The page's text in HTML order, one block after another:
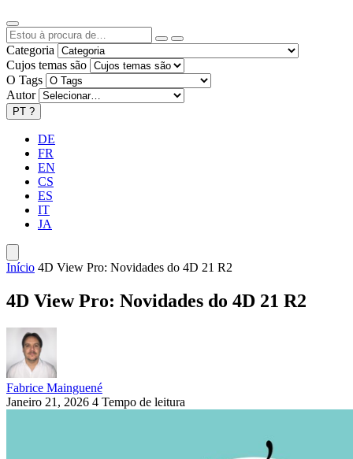
Categoria
Cujos temas são
O Tags
Autor
PT ?
DE
FR
EN
CS
ES
IT
JA
Início 4D View Pro: Novidades do 4D 21 R2
4D View Pro: Novidades do 4D 21 R2
Fabrice Mainguené
Janeiro 21, 2026 4 Tempo de leitura